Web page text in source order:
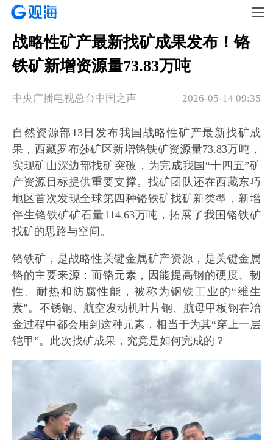
战略性矿产最新找矿成果发布！铬
铁矿新增资源量73.83万吨
2026-05-14 09:35
中央广播电视总台中国之声
自然资源部13日发布我国战略性矿产最新找矿成
果，西藏罗布莎矿区新增铬铁矿资源量73.83万吨，
实现矿山深边部找矿突破，为完成我国“十四五”矿
产资源目标提供重要支撑。找矿团队还在西藏东巧
地区首次发现全球第四种铬铁矿找矿新类型，新增
伴生铬铁矿矿石量114.63万吨，拓展了我国铬铁矿
找矿的思路与空间。
铬铁矿，是战略性关键金属矿产资源，是关键金属
铬的主要来源；而铬元素，因能提高钢的硬度、韧
性、耐热和防腐性能，被称为钢铁工业的“维生
素”。不锈钢、航空发动机叶片钢、航母甲板钢在冶
金过程中都会用到这种元素，相当于为其“穿上一层
铠甲”。此次找矿成果，究竟是如何完成的？